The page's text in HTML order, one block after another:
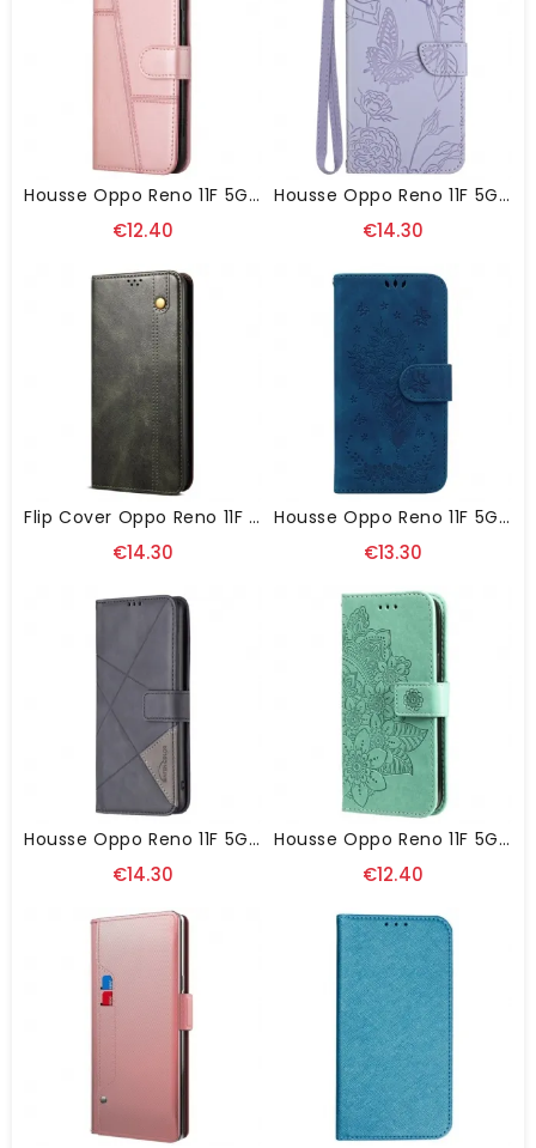
Housse Oppo Reno 11F 5G Business À Lanière
€12.40
Housse Oppo Reno 11F 5G Motif Papillons À Lanière
€14.30
Flip Cover Oppo Reno 11F 5G Simili Cuir Ciré
€14.30
Housse Oppo Reno 11F 5G Roses À Lanière
€13.30
Housse Oppo Reno 11F 5G Empreinte Géométrique BINFEN COLOR
€14.30
Housse Oppo Reno 11F 5G AMotif Floral Imprimé
€12.40